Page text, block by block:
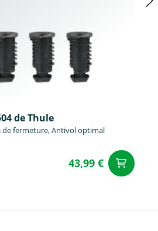
de Thule
de fermeture, Antivol optimal
43,99 €